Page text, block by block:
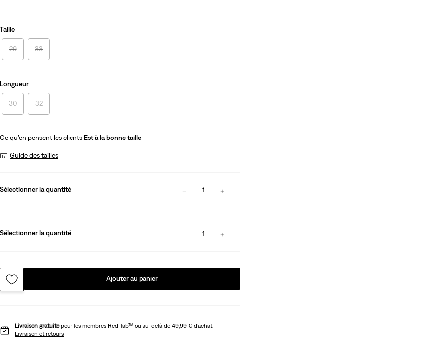
Taille
29 33
Longueur
30 32
Ce qu’en pensent les clients Est à la bonne taille
Guide des tailles
Sélectionner la quantité 1
Sélectionner la quantité 1
Ajouter au panier
Livraison gratuitepour les membres Red Tab™ ou au-delà de 49,99 € d’achat.
Livraison et retours